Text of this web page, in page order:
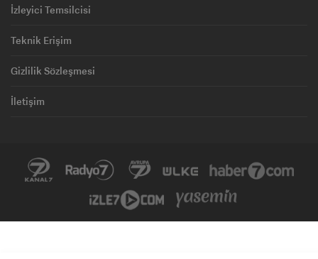
İzleyici Temsilcisi
Teknik Erişim
Gizlilik Sözleşmesi
İletişim